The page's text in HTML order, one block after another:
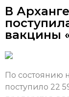
В
вакцины
По состоянию
поступило 22